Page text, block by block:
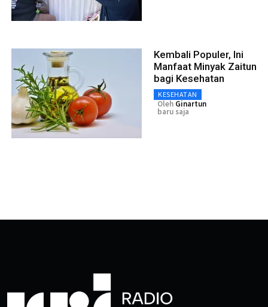
Kembali Populer, Ini
Manfaat Minyak Zaitun
bagi Kesehatan
KESEHATAN
Oleh Ginartun
baru saja